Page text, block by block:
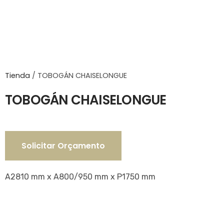
Tienda / TOBOGÁN CHAISELONGUE
TOBOGÁN CHAISELONGUE
Solicitar Orçamento
A2810 mm x A800/950 mm x P1750 mm